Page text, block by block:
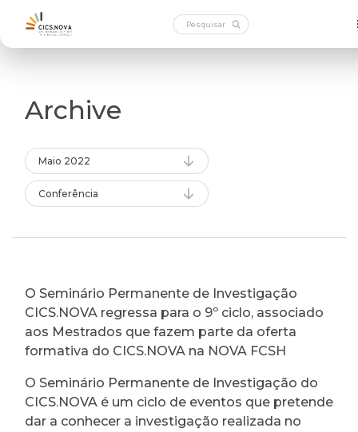
Archive
Maio 2022
Conferência
O Seminário Permanente de Investigação
CICS.NOVA regressa para o 9º ciclo, associado
aos Mestrados que fazem parte da oferta
formativa do CICS.NOVA na NOVA FCSH
O Seminário Permanente de Investigação do
CICS.NOVA é um ciclo de eventos que pretende
dar a conhecer a investigação realizada no